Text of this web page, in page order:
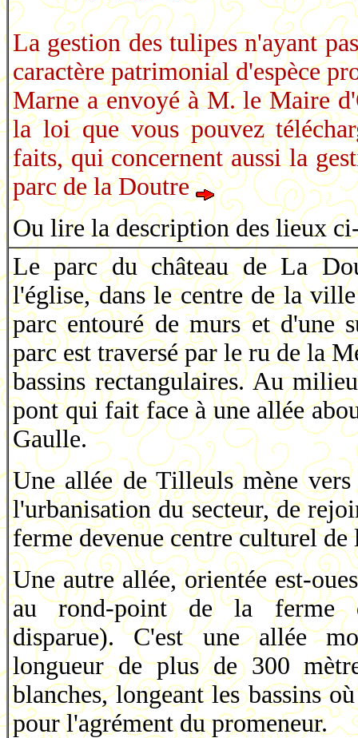
La gestion des tulipes n'ayant
caractère patrimonial d'espèce
Marne a envoyé à M. le Maire
la loi que vous pouvez
faits, qui concernent aussi la
parc de la Doutre
Ou lire la description des lieux
Le parc du château de La
l'église, dans le centre de la
parc entouré de murs et d'une
parc est traversé par le ru de la
bassins rectangulaires. Au
pont qui fait face à une allée
Gaulle.
Une allée de Tilleuls mène
l'urbanisation du secteur, de
ferme devenue centre culturel de
Une autre allée, orientée est-
au rond-point de la ferme
disparue). C'est une allée
longueur de plus de 300
blanches, longeant les bassins
pour l'agrément du promeneur.